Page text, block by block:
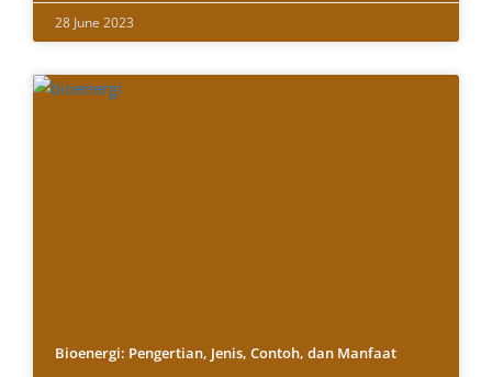
28 June 2023
Bioenergi: Pengertian, Jenis, Contoh, dan Manfaat